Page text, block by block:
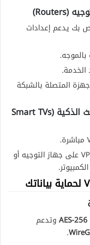
بك يدعم إعدادات
المتصلة بالشبكة
4. استخدام VPN على أجهزة البث الذكية (Smart TVs
إذا لم يكن ذلك متاحًا، يمكن تثبيت VPN على جهاز التوجيه أو
AES-256وتدعم
.